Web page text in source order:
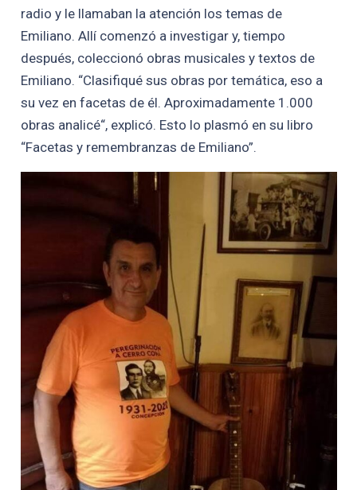
radio y le llamaban la atención los temas de
Emiliano. Allí comenzó a investigar y, tiempo
después, coleccionó obras musicales y textos de
Emiliano. “Clasifiqué sus obras por temática, eso a
su vez en facetas de él. Aproximadamente 1.000
obras analicé“, explicó. Esto lo plasmó en su libro
“Facetas y remembranzas de Emiliano”.